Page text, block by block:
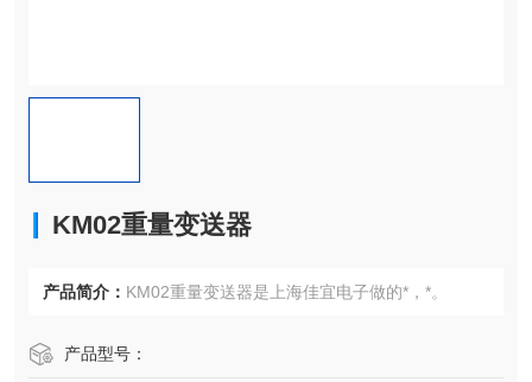
KM02重量变送器
产品简介： KM02重量变送器是上海佳宜电子做的*，*。
产品型号：